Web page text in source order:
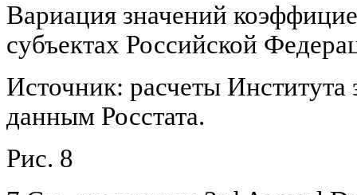
Вариация значений
субъектах Российской
Источник: расчеты Института
данным Росстата.
Рис. 8